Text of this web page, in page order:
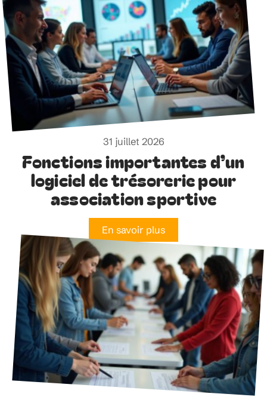
comme pour l’entreprise. Il ne s’agit plus d’avoir
toujours raison, mais d’avancer ensemble, sur le fil
d’une confiance renouvelée.
Ne manquez rien
31 juillet 2026
Fonctions importantes d’un
logiciel de trésorerie pour
association sportive
En savoir plus